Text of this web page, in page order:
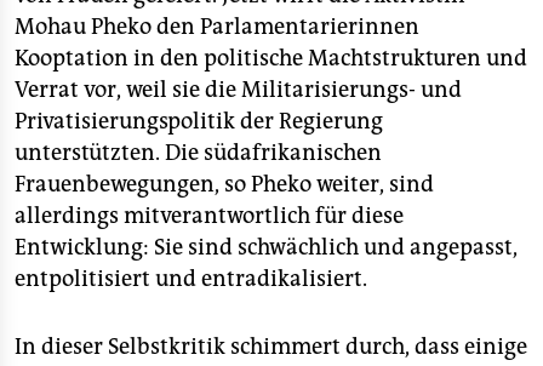
Mohau Pheko den Parlamentarierinnen
Kooptation in den politische Machtstrukturen und
Verrat vor, weil sie die Militarisierungs- und
Privatisierungspolitik der Regierung
unterstützten. Die südafrikanischen
Frauenbewegungen, so Pheko weiter, sind
allerdings mitverantwortlich für diese
Entwicklung: Sie sind schwächlich und angepasst,
entpolitisiert und entradikalisiert.
In dieser Selbstkritik schimmert durch, dass einige